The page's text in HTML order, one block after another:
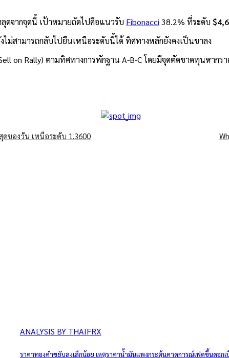
ดจากจุดนี้ เป้าหมายถัดไปคือแนวรับ Fibonacci 38.2% ที่ระดับ
ไม่สามารถกลับไปยืนเหนือระดับนี้ได้ ทิศทางหลักยังคงเป็นขาลง
on Rally) ตามทิศทางการพักฐาน A-B-C โดยมีจุดตัดขาดทุนหากร
ดของวัน เหนือระดับ 1.3600
ANALYSIS BY THAIFRX
ราคาทองคำขยับลงเล็กน้อย เหตุราคาน้ำมันแพงกระตุ้นคาดการณ์เฟดขึ้นดอกเ